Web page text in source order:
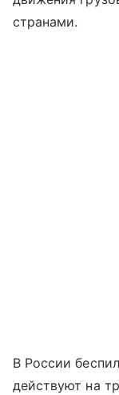
странами.
В России
действуют на